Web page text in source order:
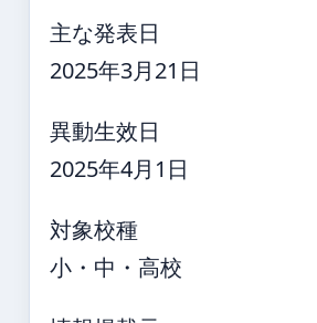
主な発表日
2025年3月21日
異動生效日
2025年4月1日
対象校種
小・中・高校